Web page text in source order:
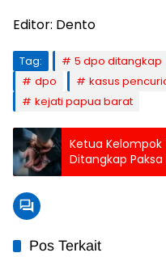
Editor: Dento
Tag: 5 dpo ditangkap
dpo
kasus
kejati papua barat
Ketua
Ditangkap Paksa
Pos Terkait